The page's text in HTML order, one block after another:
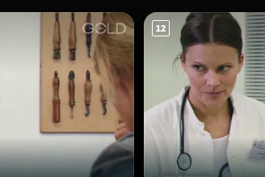
12